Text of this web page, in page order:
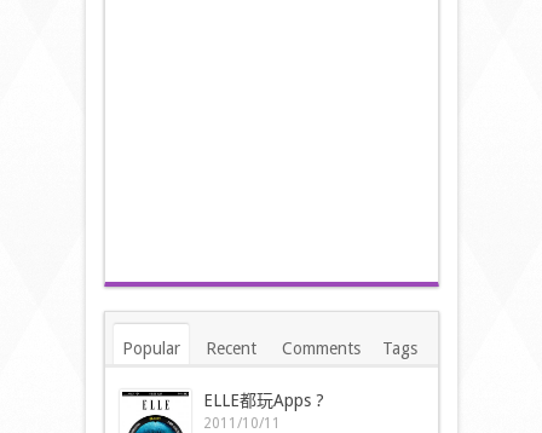
Popular Recent Comments Tags
ELLE都玩Apps ?
2011/10/11